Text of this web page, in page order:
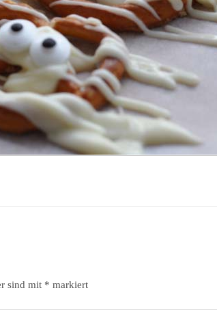
sind mit * markiert